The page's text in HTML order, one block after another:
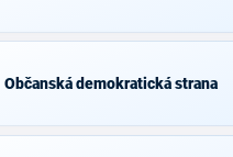
Občanská demokratická strana